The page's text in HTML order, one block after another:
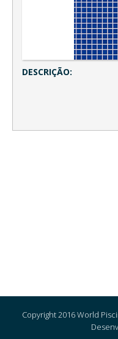
Copyright 2016 World
DESCRIÇÃO: